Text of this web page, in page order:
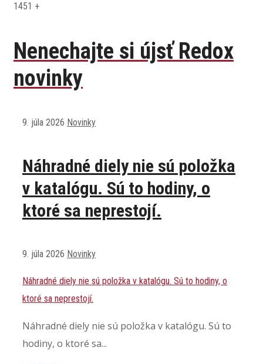
1451 +
Nenechajte si újsť Redox
novinky
9. júla 2026 Novinky
Náhradné diely nie sú položka
v katalógu. Sú to hodiny, o
ktoré sa neprestojí.
9. júla 2026 Novinky
Náhradné diely nie sú položka v katalógu. Sú to hodiny, o
ktoré sa neprestojí.
Náhradné diely nie sú položka v katalógu. Sú to
hodiny, o ktoré sa...